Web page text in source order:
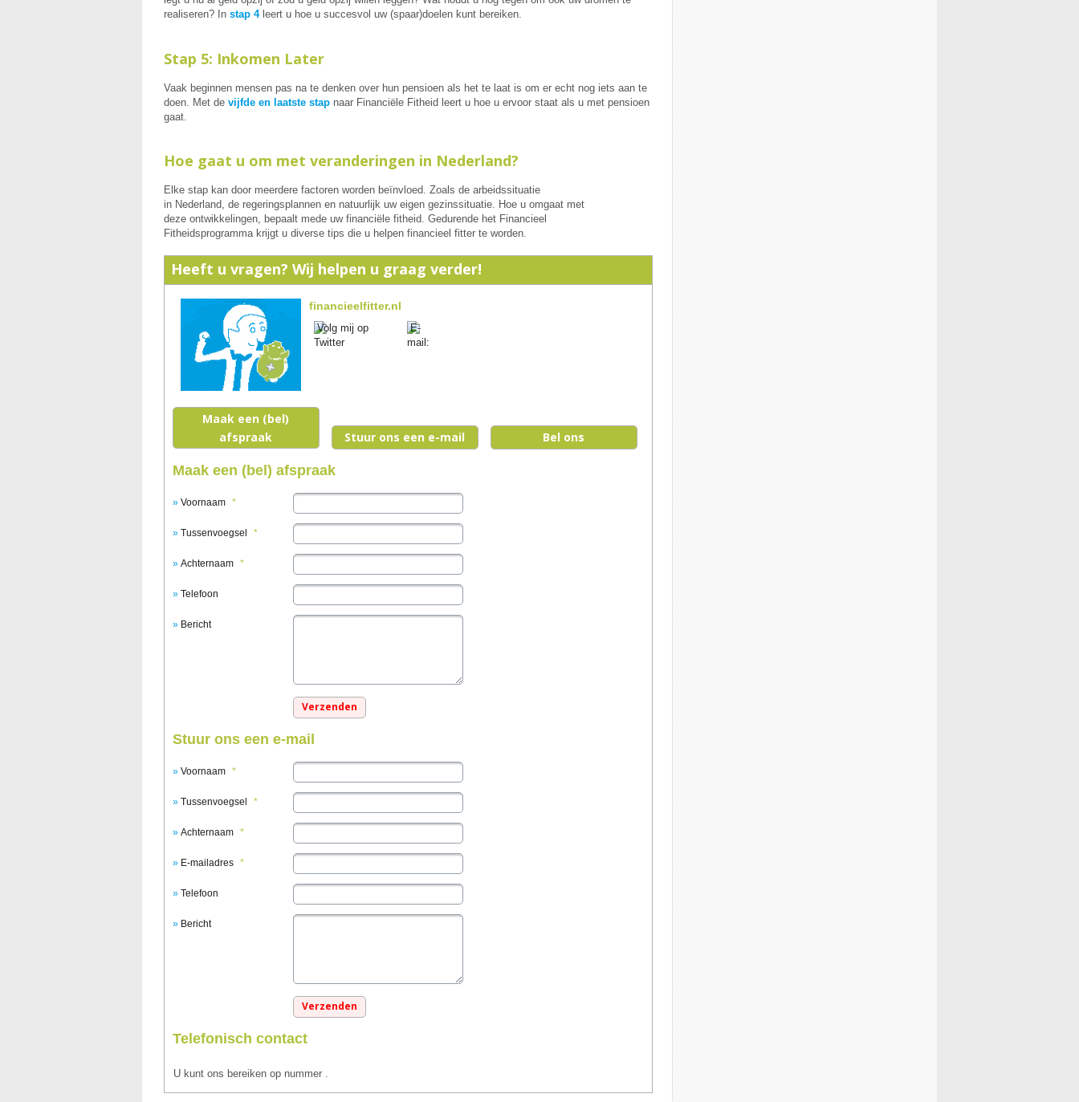
realiseren? Instap 4leert u hoe u succesvol uw (spaar)doelen kunt bereiken.
Stap 5: Inkomen Later
Vaak beginnen mensen pas na te denken over hun pensioen als het te laat is om er echt nog iets aan te
doen. Met de vijfde en laatste stapnaar Financiële Fitheid leert u hoe u ervoor staat als u met pensioen
gaat.
Hoe gaat u om met veranderingen in Nederland?
Elke stap kan door meerdere factoren worden beïnvloed. Zoals de arbeidssituatie
in Nederland, de regeringsplannen en natuurlijk uw eigen gezinssituatie. Hoe u omgaat met
deze ontwikkelingen, bepaalt mede uw financiële fitheid. Gedurende het Financieel
Fitheidsprogramma krijgt u diverse tips die u helpen financieel fitter te worden.
Heeft u vragen? Wij helpen u graag verder!
financieelfitter.nl
Maak een (bel)
afspraak
Stuur ons een e-mail Bel ons
Maak een (bel) afspraak
Voornaam *
Tussenvoegsel *
Achternaam *
Telefoon
Bericht
Stuur ons een e-mail
Voornaam *
Tussenvoegsel *
Achternaam *
E-mailadres *
Telefoon
Bericht
Telefonisch contact
U kunt ons bereiken op nummer .